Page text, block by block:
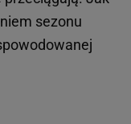
sezonu